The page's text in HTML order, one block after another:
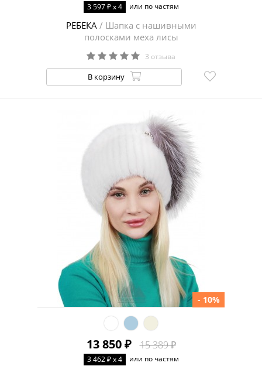
3 597 ₽ x 4 или по частям
РЕБЕКА / Шапка с нашивными
полосками меха лисы
3 отзыва
В корзину
13 850 ₽ 15 389 ₽
- 10%
3 462 ₽ x 4 или по частям